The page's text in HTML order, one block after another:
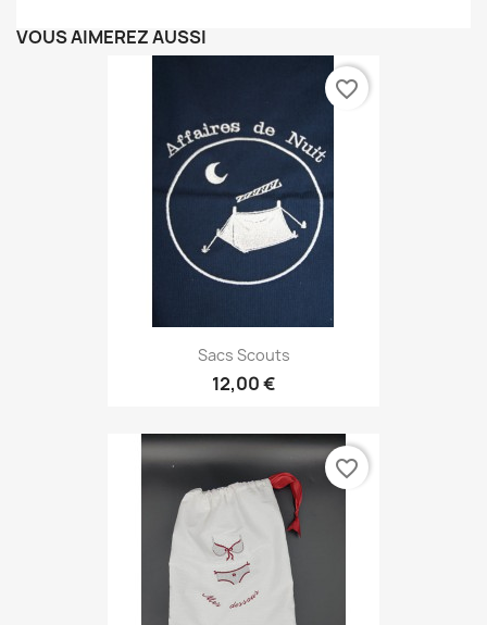
VOUS AIMEREZ AUSSI
Sacs Scouts
12,00 €
favorite_border
favorite_border